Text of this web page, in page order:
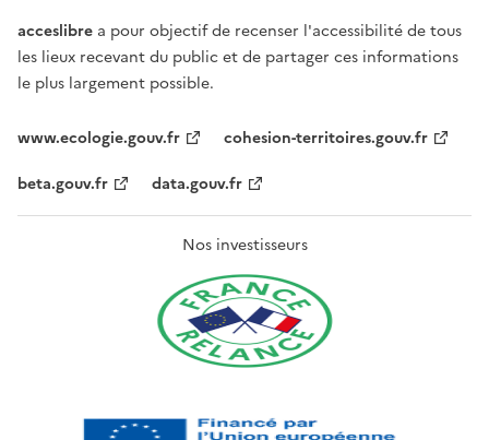
acceslibre a pour objectif de recenser l'accessibilité de tous
les lieux recevant du public et de partager ces informations
le plus largement possible.
www.ecologie.gouv.fr
cohesion-territoires.gouv.fr
beta.gouv.fr
data.gouv.fr
Nos investisseurs